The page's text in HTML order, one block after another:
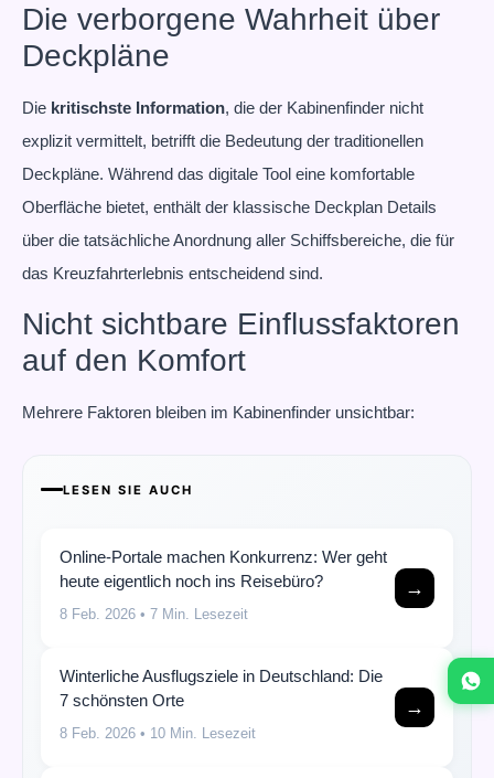
Die verborgene Wahrheit über
Deckpläne
Die kritischste Information, die der Kabinenfinder nicht
explizit vermittelt, betrifft die Bedeutung der traditionellen
Deckpläne. Während das digitale Tool eine komfortable
Oberfläche bietet, enthält der klassische Deckplan Details
über die tatsächliche Anordnung aller Schiffsbereiche, die für
das Kreuzfahrterlebnis entscheidend sind.
Nicht sichtbare Einflussfaktoren
auf den Komfort
Mehrere Faktoren bleiben im Kabinenfinder unsichtbar:
LESEN SIE AUCH
Online-Portale machen Konkurrenz: Wer geht
heute eigentlich noch ins Reisebüro?
8 Feb. 2026 • 7 Min. Lesezeit
→
Winterliche Ausflugsziele in Deutschland: Die
7 schönsten Orte
8 Feb. 2026 • 10 Min. Lesezeit
→